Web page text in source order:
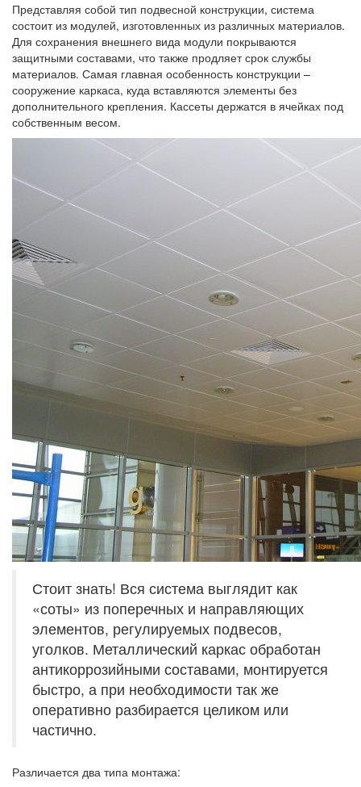
Представляя собой тип подвесной конструкции, система
состоит из модулей, изготовленных из различных материалов.
Для сохранения внешнего вида модули покрываются
защитными составами, что также продляет срок службы
материалов. Самая главная особенность конструкции –
сооружение каркаса, куда вставляются элементы без
дополнительного крепления. Кассеты держатся в ячейках под
собственным весом.
Стоит знать! Вся система выглядит как
«соты» из поперечных и направляющих
элементов, регулируемых подвесов,
уголков. Металлический каркас обработан
антикоррозийными составами, монтируется
быстро, а при необходимости так же
оперативно разбирается целиком или
частично.
Различается два типа монтажа: